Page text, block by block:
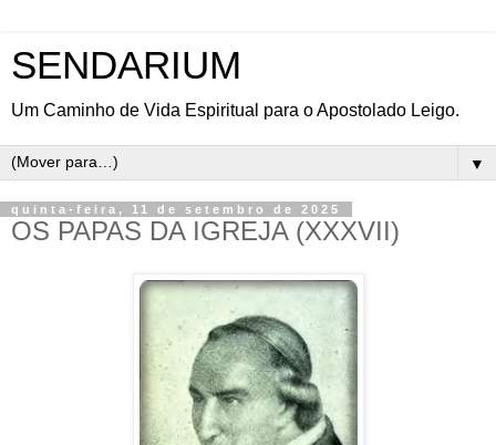
SENDARIUM
Um Caminho de Vida Espiritual para o Apostolado Leigo.
▼
quinta-feira, 11 de setembro de 2025
OS PAPAS DA IGREJA (XXXVII)